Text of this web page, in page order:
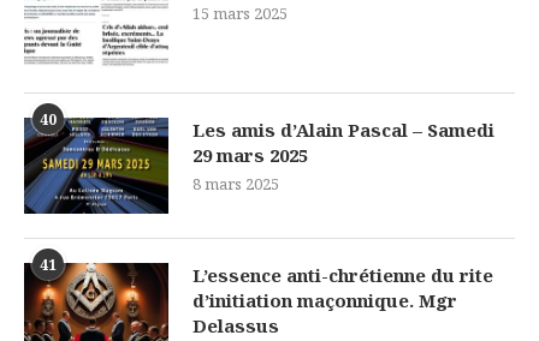
15 mars 2025
40
Les amis d’Alain Pascal – Samedi
29 mars 2025
8 mars 2025
41
L’essence anti-chrétienne du rite
d’initiation maçonnique. Mgr
Delassus